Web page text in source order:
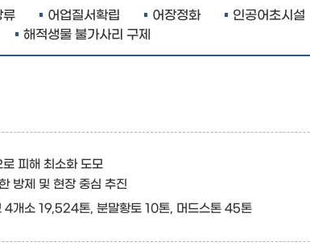
류 어업질서확립 어장정화 인공어초시설
해적생물 불가사리 구제
피해 최소화 도모
방제 및 현장 중심 추진
4개소 19,524톤, 분말황토 10톤, 머드스톤 45톤